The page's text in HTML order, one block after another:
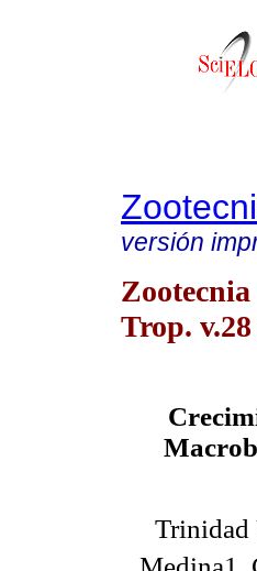
versión
Zootecnia
Trop.
Trinidad